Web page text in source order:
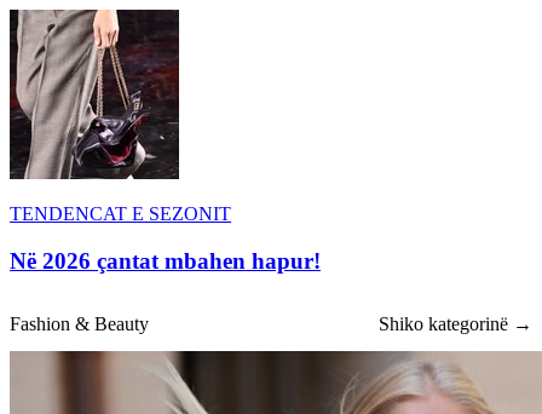
TENDENCAT E SEZONIT
Në 2026 çantat mbahen hapur!
Fashion & Beauty Shiko kategorinë →